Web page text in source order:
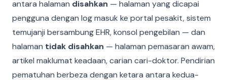
antara halaman disahkan — halaman yang dicapai
pengguna dengan log masuk ke portal pesakit, sistem
temujanji bersambung EHR, konsol pengebilan — dan
halaman tidak disahkan — halaman pemasaran awam,
artikel maklumat keadaan, carian cari-doktor. Pendirian
pematuhan berbeza dengan ketara antara kedua-